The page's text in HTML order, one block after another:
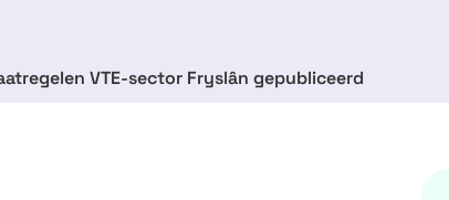
VTE-sector Fryslân gepubliceerd